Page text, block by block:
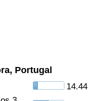
Portugal
14.44
País